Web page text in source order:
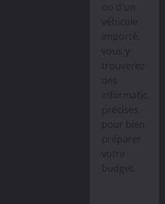
ou d'un
véhicule
importé,
vous y
trouverez
des
informations
précises
pour bien
préparer
votre
budget.